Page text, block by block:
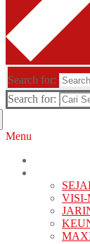
Search for:
Search for:
Menu
VISI-